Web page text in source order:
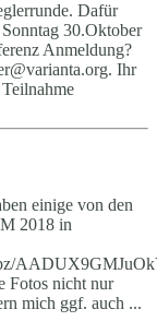
Dafür
30.Oktober
Anmeldung?
Ihr
einige von den
2018 in
Fotos nicht nur
mich ggf. auch ...